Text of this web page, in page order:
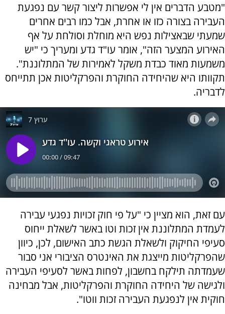
"מטבע הדברים אין לי אפשרות ליצור קשר עם נפגעת
העבירה בצורה כזו או אחרת, אבל כמו רבים אחרים
שמעתי שבאצילות נפש היא מוחלת וסולחת על אף
האירוע המצער הזה", אומר עו"ד גדע ומעריך כי "יש
משמעות מאוד כבדת משקל לאמירות של המתלוננת".
תקוותו היא שהיחידה החוקרת והפרקליטות אכן תתייחס
לדבריה.
עם זאת, הוא מציין כי "על פי חוק זכויות נפגעי עבירה
לעמדת המתלוננת אין זכות וטו באשר לשאלת ייחוס
סעיפי החיקוק ולשאלת הגשת כתב האישום, לכן, כיוון
שהפרקליטות מייצגת את האינטרס הציבורי אני סבור
שעמדתה תילקח בחשבון, לפחות באשר לסעיפי העבירה
ולגישה של היחידה החוקרת והפרקליטות, אבל מבחינה
חוקית אין לנפגעת העבירה זכות ווטו".